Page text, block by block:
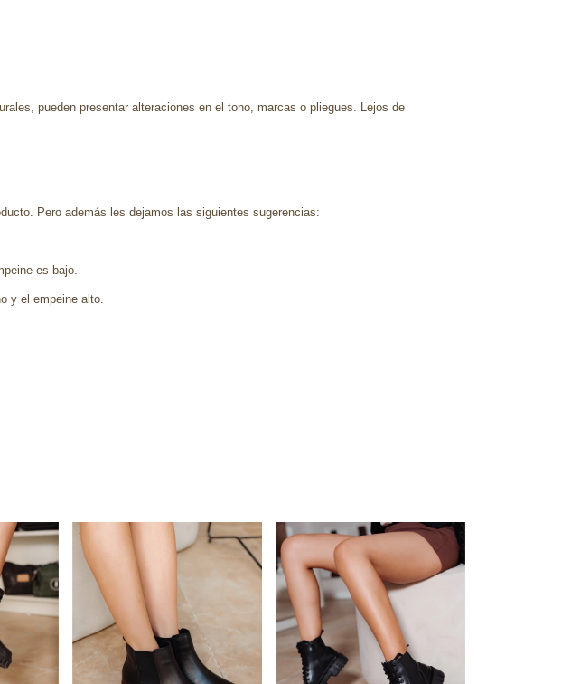
pueden presentar alteraciones en el tono, marcas o pliegues. Lejos de
Pero además les dejamos las siguientes sugerencias:
es bajo.
y el empeine alto.